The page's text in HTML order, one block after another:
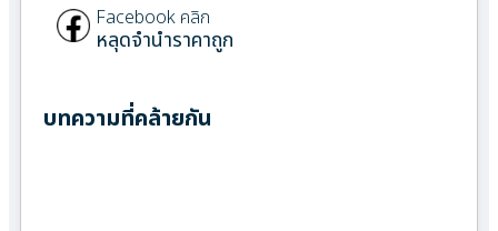
Facebook คลิก
หลุดจำนำราคาถูก
บทความที่คล้ายกัน